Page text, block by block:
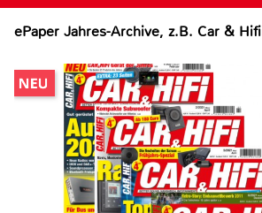
ePaper Jahres-Archive, z.B. Car & Hifi